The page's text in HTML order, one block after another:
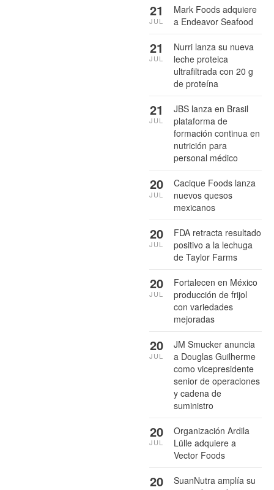
Mark Foods adquiere
a Endeavor Seafood
21
JUL
Nurri lanza su nueva
leche proteica
ultrafiltrada con 20 g
de proteína
21
JUL
JBS lanza en Brasil
plataforma de
formación continua en
nutrición para
personal médico
21
JUL
Cacique Foods lanza
nuevos quesos
mexicanos
20
JUL
FDA retracta resultado
positivo a la lechuga
de Taylor Farms
20
JUL
Fortalecen en México
producción de frijol
con variedades
mejoradas
20
JUL
JM Smucker anuncia
a Douglas Guilherme
como vicepresidente
senior de operaciones
y cadena de
suministro
20
JUL
Organización Ardila
Lülle adquiere a
Vector Foods
20
JUL
SuanNutra amplía su
20